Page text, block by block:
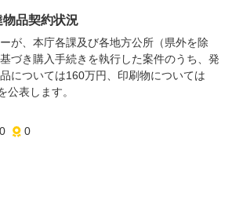
物品契約状況
が、本庁各課及び各地方公所（県外を除
づき購入手続きを執行した案件のうち、発
については160万円、印刷物については
公表します。
0 0